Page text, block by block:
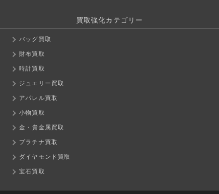
買取強化カテゴリー
バッグ買取
財布買取
時計買取
ジュエリー買取
アパレル買取
小物買取
金・貴金属買取
プラチナ買取
ダイヤモンド買取
宝石買取